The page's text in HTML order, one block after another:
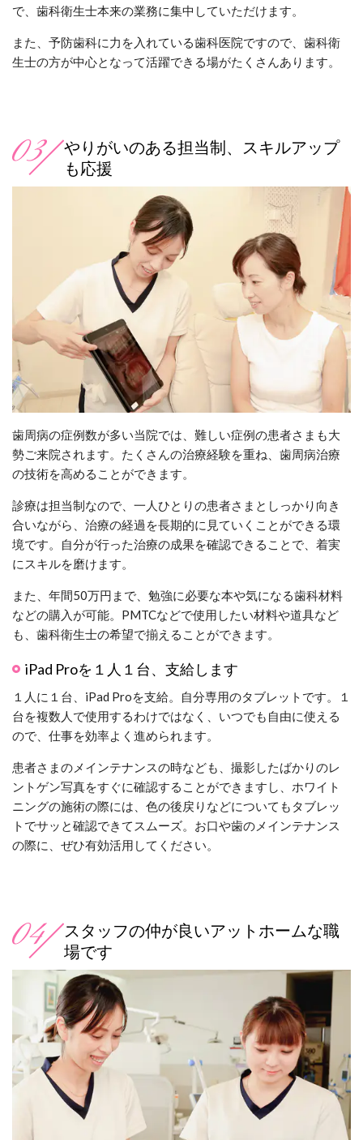
で、歯科衛生士本来の業務に集中していただけます。
また、予防歯科に力を入れている歯科医院ですので、歯科衛
生士の方が中心となって活躍できる場がたくさんあります。
やりがいのある担当制、スキルアップ
も応援
歯周病の症例数が多い当院では、難しい症例の患者さまも大
勢ご来院されます。たくさんの治療経験を重ね、歯周病治療
の技術を高めることができます。
診療は担当制なので、一人ひとりの患者さまとしっかり向き
合いながら、治療の経過を長期的に見ていくことができる環
境です。自分が行った治療の成果を確認できることで、着実
にスキルを磨けます。
また、年間50万円まで、勉強に必要な本や気になる歯科材料
などの購入が可能。PMTCなどで使用したい材料や道具など
も、歯科衛生士の希望で揃えることができます。
iPad Proを１人１台、支給します
１人に１台、iPad Proを支給。自分専用のタブレットです。１
台を複数人で使用するわけではなく、いつでも自由に使える
ので、仕事を効率よく進められます。
患者さまのメインテナンスの時なども、撮影したばかりのレ
ントゲン写真をすぐに確認することができますし、 ホワイト
ニングの施術の際には、色の後戻りなどについてもタブレッ
トでサッと確認できてスムーズ。 お口や歯のメインテナンス
の際に、ぜひ有効活用してください。
スタッフの仲が良いアットホームな職
場です